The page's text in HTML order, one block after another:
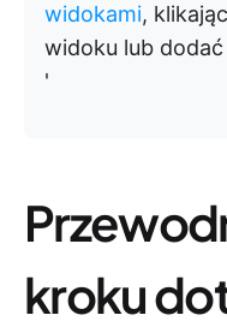
widokami,
widoku lub
'
kroku